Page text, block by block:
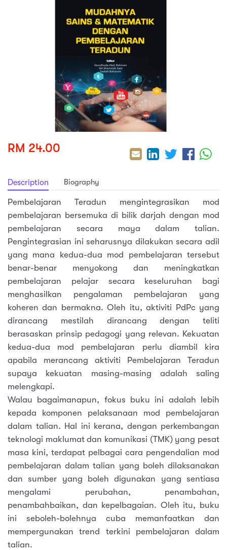
RM 24.00
Description Biography
Pembelajaran Teradun mengintegrasikan mod
pembelajaran bersemuka di bilik darjah dengan mod
pembelajaran secara maya dalam talian.
Pengintegrasian ini seharusnya dilakukan secara adil
yang mana kedua-dua mod pembelajaran tersebut
benar-benar menyokong dan meningkatkan
pembelajaran pelajar secara keseluruhan bagi
menghasilkan pengalaman pembelajaran yang
koheren dan bermakna. Oleh itu, aktiviti PdPc yang
dirancang mestilah dirancang dengan teliti
berasaskan prinsip pedagogi yang relevan. Kekuatan
kedua-dua mod pembelajaran perlu diambil kira
apabila merancang aktiviti Pembelajaran Teradun
supaya kekuatan masing-masing adalah saling
melengkapi.
Walau bagaimanapun, fokus buku ini adalah lebih
kepada komponen pelaksanaan mod pembelajaran
dalam talian. Hal ini kerana, dengan perkembangan
teknologi maklumat dan komunikasi (TMK) yang pesat
masa kini, terdapat pelbagai cara pengendalian mod
pembelajaran dalam talian yang boleh dilaksanakan
dan sumber yang boleh digunakan yang sentiasa
mengalami perubahan, penambahan,
penambahbaikan, dan kepelbagaian. Oleh itu, buku
ini seboleh-bolehnya cuba memanfaatkan dan
mempergunakan trend terkini pembelajaran dalam
talian.